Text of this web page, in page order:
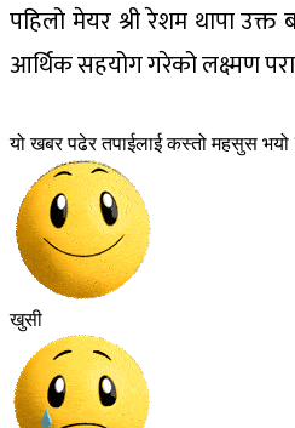
पहिलो मेयर श्री रेशम थापा उक्त
आर्थिक सहयोग गरेको लक्ष्मण
यो खबर पढेर तपाईलाई कस्तो महसुस भयो
खुसी